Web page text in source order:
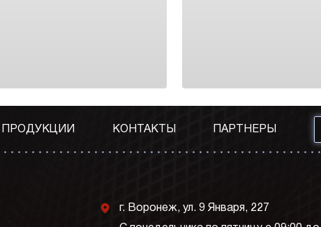
ПРОДУКЦИИ КОНТАКТЫ ПАРТНЕРЫ
j г. Воронеж, ул. 9 Января, 227